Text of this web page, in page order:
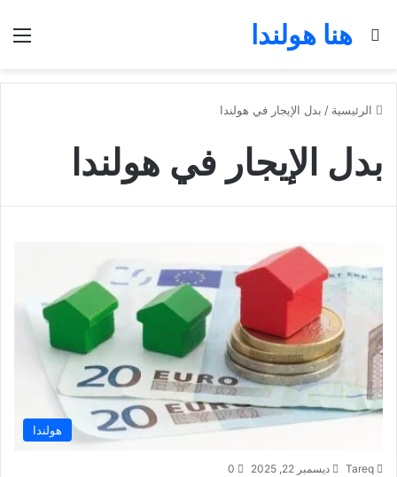
هنا هولندا
بحث عن
الرئيسية / بدل الإيجار في هولندا
بدل الإيجار في هولندا
هولندا
Tareq ديسمبر 22, 2025 0